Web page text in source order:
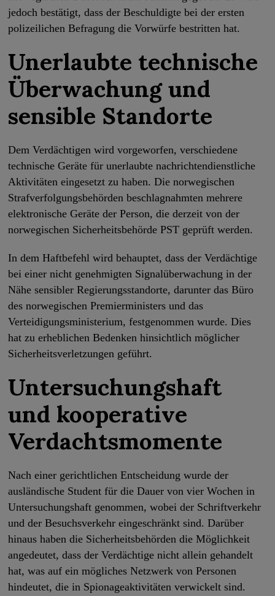
jedoch bestätigt, dass der Beschuldigte bei der ersten
polizeilichen Befragung die Vorwürfe bestritten hat.
Unerlaubte technische
Überwachung und
sensible Standorte
Dem Verdächtigen wird vorgeworfen, verschiedene
technische Geräte für unerlaubte nachrichtendienstliche
Aktivitäten eingesetzt zu haben. Die norwegischen
Strafverfolgungsbehörden beschlagnahmten mehrere
elektronische Geräte der Person, die derzeit von der
norwegischen Sicherheitsbehörde PST geprüft werden.
In dem Haftbefehl wird behauptet, dass der Verdächtige
bei einer nicht genehmigten Signalüberwachung in der
Nähe sensibler Regierungsstandorte, darunter das Büro
des norwegischen Premierministers und das
Verteidigungsministerium, festgenommen wurde. Dies
hat zu erheblichen Bedenken hinsichtlich möglicher
Sicherheitsverletzungen geführt.
Untersuchungshaft
und kooperative
Verdachtsmomente
Nach einer gerichtlichen Entscheidung wurde der
ausländische Student für die Dauer von vier Wochen in
Untersuchungshaft genommen, wobei der Schriftverkehr
und der Besuchsverkehr eingeschränkt sind. Darüber
hinaus haben die Sicherheitsbehörden die Möglichkeit
angedeutet, dass der Verdächtige nicht allein gehandelt
hat, was auf ein mögliches Netzwerk von Personen
hindeutet, die in Spionageaktivitäten verwickelt sind.